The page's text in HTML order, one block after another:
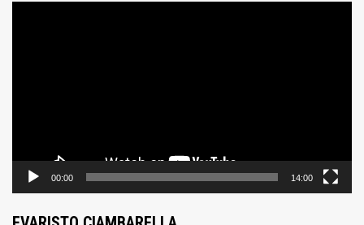
00:00 14:00